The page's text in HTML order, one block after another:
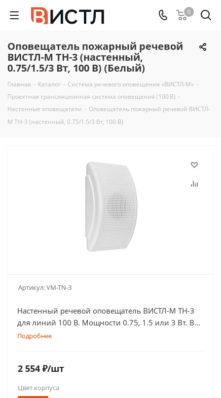
0
Оповещатель пожарный речевой
ВИСТЛ-М ТН-3 (настенный,
0.75/1.5/3 Вт, 100 В) (Белый)
Главная - Каталог - Система речевого оповещения «ВИСТЛ-М» -
Проектная трансляционная система оповещения (100 В) -
Настенные оповещатели - Оповещатель пожарный речевой ВИСТЛ-
М ТН-3 (настенный, 0.75/1.5/3 Вт, 100 В)
Артикул:VM-TN-3
Настенный речевой оповещатель ВИСТЛ-М ТН-3
для линий 100 В. Мощности 0.75, 1.5 или 3 Вт. В
белом или черном цвете
Подробнее
2 554 ₽/шт
Цвет корпуса